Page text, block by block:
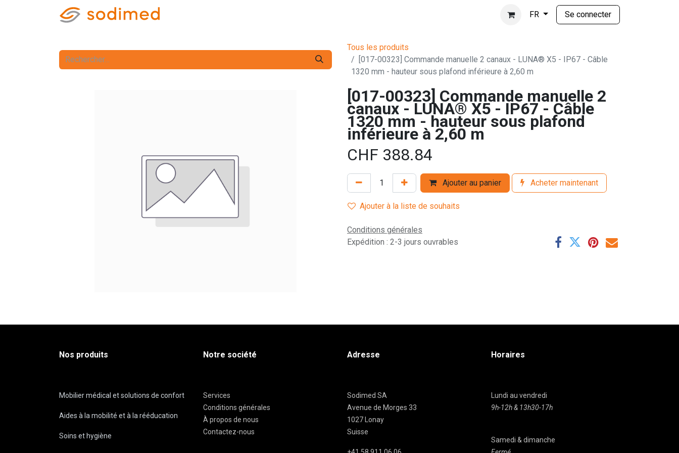
FR Se connecter
Tous les produits
[017-00323] Commande manuelle 2 canaux - LUNA® X5 - IP67 - Câble
1320 mm - hauteur sous plafond inférieure à 2,60 m
[017-00323] Commande manuelle 2
canaux - LUNA® X5 - IP67 - Câble
1320 mm - hauteur sous plafond
inférieure à 2,60 m
CHF 388.84
Ajouter au panier Acheter maintenant
Ajouter à la liste de souhaits
Conditions générales
Expédition : 2-3 jours ouvrables
Nos produits
Mobilier médical et solutions de confort
Aides à la mobilité et à la rééducation
Soins et hygiène
Notre société
Services
Conditions générales
À propos de nous
Contactez-nous
Adresse
Sodimed SA
Avenue de Morges 33
1027 Lonay
Suisse
Horaires
Lundi au vendredi
9h-12h & 13h30-17h
Samedi & dimanche